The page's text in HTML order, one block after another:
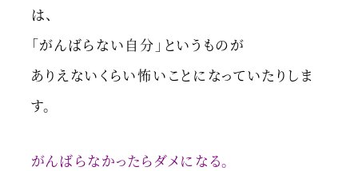
は、
「がんばらない自分」というものが
ありえないくらい怖いことになっていたりしま
す。
がんばらなかったらダメになる。